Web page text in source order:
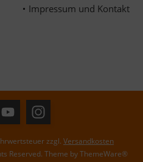
Impressum und Kontakt
zzgl. Versandkosten
Reserved. Theme byThemeWare®